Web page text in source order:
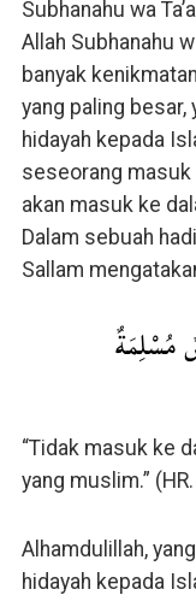
Subhanahu wa
Allah Subhanahu
banyak
yang paling besar,
hidayah kepada
seseorang masuk
akan masuk ke
Dalam sebuah
Sallam
مُسْلِمَةٌ
“Tidak masuk ke
yang muslim.”
Alhamdulillah,
hidayah kepada